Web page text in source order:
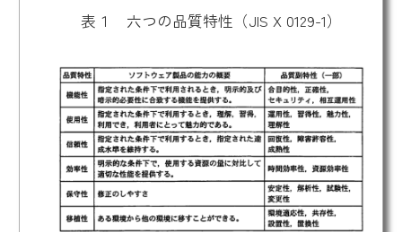
表１ 六つの品質特性（JIS X 0129-1）